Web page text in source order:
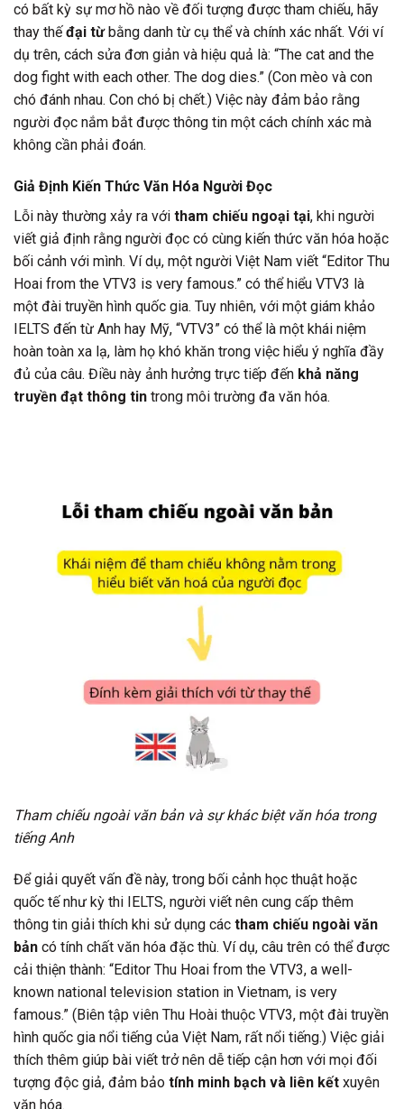
có bất kỳ sự mơ hồ nào về đối tượng được tham chiếu, hãy
thay thếđại từbằng danh từ cụ thể và chính xác nhất. Với ví
dụ trên, cách sửa đơn giản và hiệu quả là: “The cat and the
dog fight with each other. The dog dies.” (Con mèo và con
chó đánh nhau. Con chó bị chết.) Việc này đảm bảo rằng
người đọc nắm bắt được thông tin một cách chính xác mà
không cần phải đoán.
Giả Định Kiến Thức Văn Hóa Người Đọc
Lỗi này thường xảy ra với tham chiếu ngoại tại, khi người
viết giả định rằng người đọc có cùng kiến thức văn hóa hoặc
bối cảnh với mình. Ví dụ, một người Việt Nam viết “Editor Thu
Hoai from the VTV3 is very famous.” có thể hiểu VTV3 là
một đài truyền hình quốc gia. Tuy nhiên, với một giám khảo
IELTS đến từ Anh hay Mỹ, “VTV3” có thể là một khái niệm
hoàn toàn xa lạ, làm họ khó khăn trong việc hiểu ý nghĩa đầy
đủ của câu. Điều này ảnh hưởng trực tiếp đến khả năng
truyền đạt thông tin trong môi trường đa văn hóa.
Tham chiếu ngoài văn bản và sự khác biệt văn hóa trong
tiếng Anh
Để giải quyết vấn đề này, trong bối cảnh học thuật hoặc
quốc tế như kỳ thi IELTS, người viết nên cung cấp thêm
thông tin giải thích khi sử dụng các tham chiếu ngoài văn
bản có tính chất văn hóa đặc thù. Ví dụ, câu trên có thể được
cải thiện thành: “Editor Thu Hoai from the VTV3, a well-
known national television station in Vietnam, is very
famous.” (Biên tập viên Thu Hoài thuộc VTV3, một đài truyền
hình quốc gia nổi tiếng của Việt Nam, rất nổi tiếng.) Việc giải
thích thêm giúp bài viết trở nên dễ tiếp cận hơn với mọi đối
tượng độc giả, đảm bảo tính minh bạch và liên kết xuyên
văn hóa.